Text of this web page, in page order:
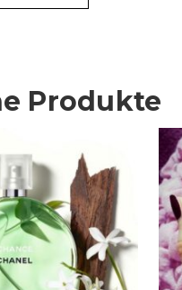
Produkte